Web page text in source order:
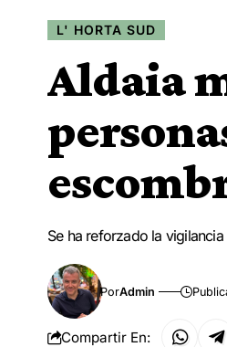
L' HORTA SUD
Aldaia
Se ha reforzado la
PorAdmin
Compartir En: